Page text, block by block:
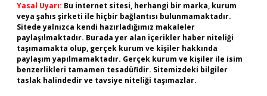
Yasal Uyarı: Bu internet sitesi, herhangi bir marka, kurum
veya şahıs şirketi ile hiçbir bağlantısı bulunmamaktadır.
Sitede yalnızca kendi hazırladığımız makaleler
paylaşılmaktadır. Burada yer alan içerikler haber niteliği
taşımamakta olup, gerçek kurum ve kişiler hakkında
paylaşım yapılmamaktadır. Gerçek kurum ve kişiler ile isim
benzerlikleri tamamen tesadüfidir. Sitemizdeki bilgiler
taslak halindedir ve tavsiye niteliği taşımazlar.